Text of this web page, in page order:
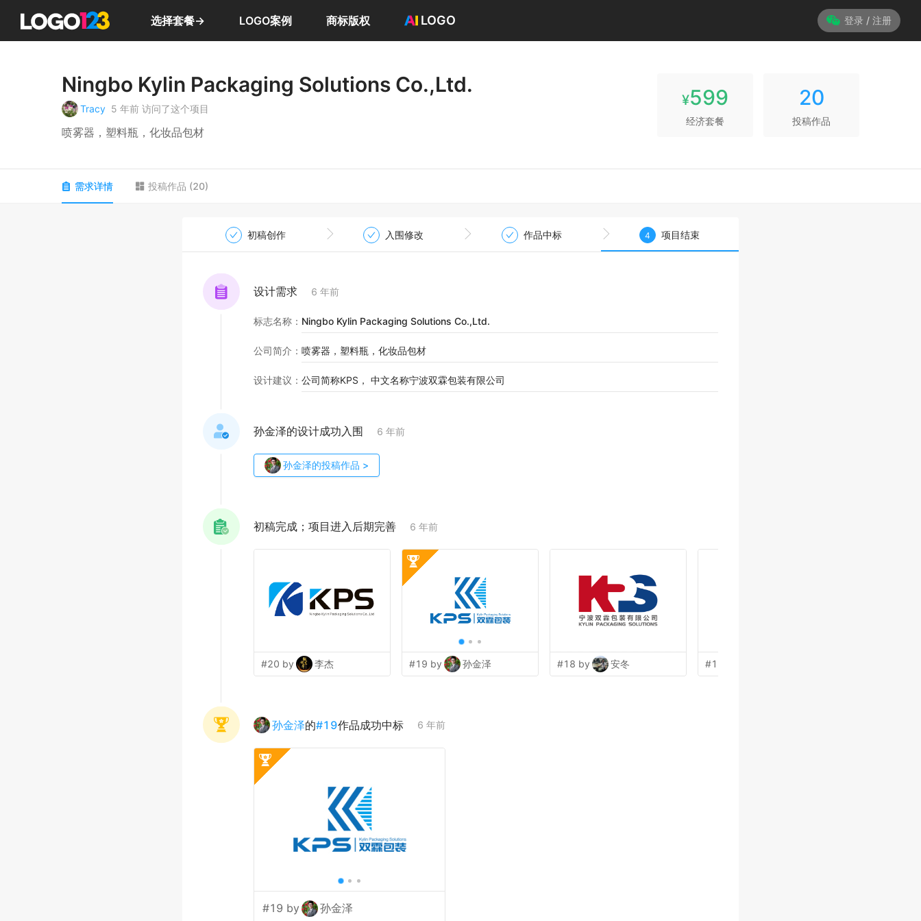
选择套餐→ LOGO案例 商标版权 LOGO 登录 / 注册
LOGO案例
Ningbo Kylin Packaging Solutions Co.,Ltd.
Tracy 5 年前 访问了这个项目
喷雾器，塑料瓶，化妆品包材
¥599
经济套餐
20
投稿作品
需求详情 投稿作品 (20)
初稿创作 入围修改 作品中标 4 项目结束
设计需求 6 年前
标志名称 ： Ningbo Kylin Packaging Solutions Co.,Ltd.
公司简介 ： 喷雾器，塑料瓶，化妆品包材
设计建议 ： 公司简称KPS， 中文名称宁波双霖包装有限公司
孙金泽的设计成功入围 6 年前
孙金泽的投稿作品 >
初稿完成；项目进入后期完善 6 年前
#20 by 李杰 #19 by 孙金泽 #18 by 安冬 #16 by
孙金泽的#19作品成功中标 6 年前
#19 by 孙金泽